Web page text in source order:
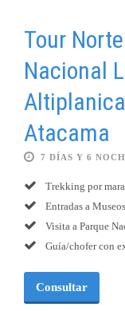
Tour
Nacional
Atacama
7 DÍAS Y 6
Trekking por
Entradas a
Visita a Parque
Guía/chofer con
Consultar